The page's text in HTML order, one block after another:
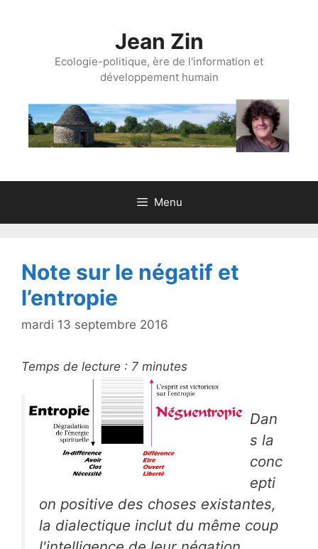
Jean Zin
Ecologie-politique, ère de l'information et
développement humain
Menu
Note sur le négatif et
l’entropie
mardi 13 septembre 2016
Temps de lecture : 7 minutes
Dan
s la
conc
epti
on positive des choses existantes,
la dialectique inclut du même coup